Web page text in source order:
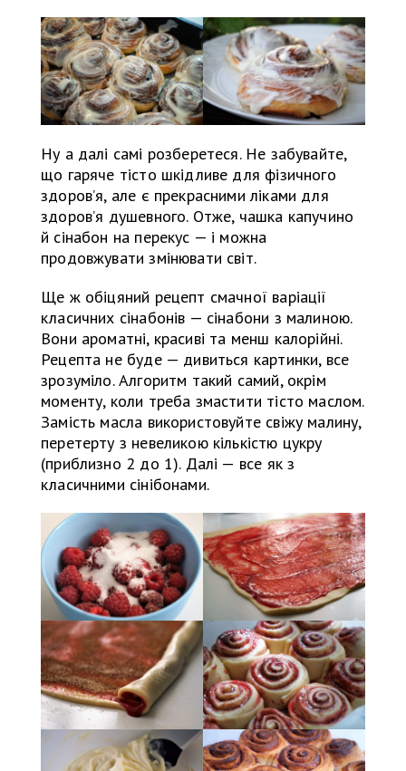
Ну а далі самі розберетеся. Не забувайте,
що гаряче тісто шкідливе для фізичного
здоров’я, але є прекрасними ліками для
здоров’я душевного. Отже, чашка капучино
й сінабон на перекус — і можна
продовжувати змінювати світ.
Ще ж обіцяний рецепт смачної варіації
класичних сінабонів — сінабони з малиною.
Вони ароматні, красиві та менш калорійні.
Рецепта не буде — дивиться картинки, все
зрозуміло. Алгоритм такий самий, окрім
моменту, коли треба змастити тісто маслом.
Замість масла використовуйте свіжу малину,
перетерту з невеликою кількістю цукру
(приблизно 2 до 1). Далі — все як з
класичними сінібонами.